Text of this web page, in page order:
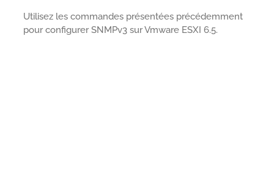
Utilisez les commandes présentées précédemment
pour configurer SNMPv3 sur Vmware ESXI 6.5.